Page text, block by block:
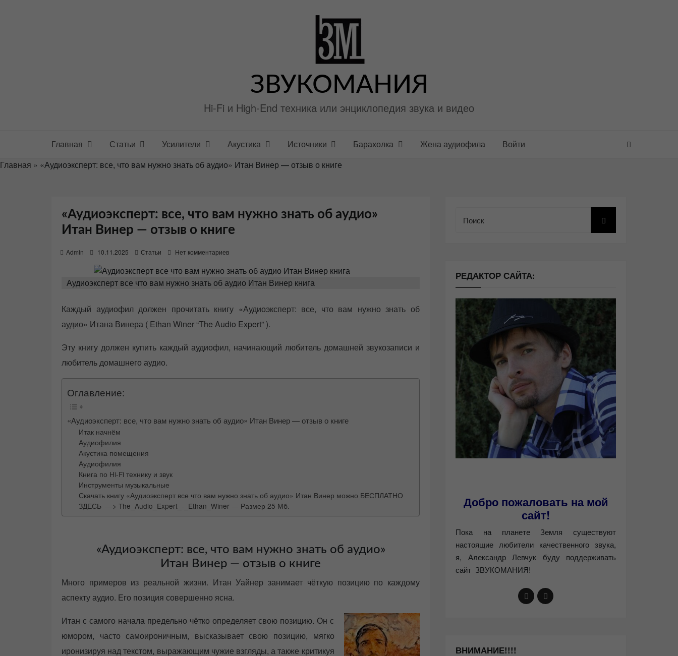
ЗВУКОМАНИЯ
Hi-Fi и High-End техника или энциклопедия звука и видео
Главная Статьи Усилители Акустика Источники Барахолка Жена аудиофила
Войти
Главная » «Аудиоэксперт: все, что вам нужно знать об аудио» Итан Винер — отзыв о книге
«Аудиоэксперт: все, что вам нужно знать об аудио»
Итан Винер — отзыв о книге
Admin
s
e
10.11.2025 Статьи Нет комментариев
Аудиоэксперт все что вам нужно знать об аудио Итан Винер книга
Каждый аудиофил должен прочитать книгу «Аудиоэксперт: все, что вам нужно знать об
аудио» Итана Винера ( Ethan Winer “The Audio Expert” ).
Эту книгу должен купить каждый аудиофил, начинающий любитель домашней звукозаписи и
любитель домашнего аудио.
Оглавление:
«Аудиоэксперт: все, что вам нужно знать об аудио» Итан Винер — отзыв о книге
Итак начнём
Аудиофилия
Акустика помещения
Аудиофилия
Книга по Hi-Fi технику и звук
Инструменты музыкальные
Скачать книгу «Аудиоэксперт все что вам нужно знать об аудио» Итан Винер можно БЕСПЛАТНО
ЗДЕСЬ —> The_Audio_Expert_-_Ethan_Winer — Размер 25 Мб.
«Аудиоэксперт: все, что вам нужно знать об аудио»
Итан Винер — отзыв о книге
Много примеров из реальной жизни. Итан Уайнер занимает чёткую позицию по каждому
аспекту аудио. Его позиция совершенно ясна.
Итан с самого начала предельно чётко определяет свою позицию. Он с
юмором, часто самоироничным, высказывает свою позицию, мягко
иронизируя над текстом, выражающим чужие взгляды, а также критикуя
РЕДАКТОР САЙТА:
Добро пожаловать на мой
сайт!
Пока на планете Земля существуют
настоящие любители качественного звука,
я, Александр Левчук буду поддерживать
сайт ЗВУКОМАНИЯ!
ВНИМАНИЕ!!!!